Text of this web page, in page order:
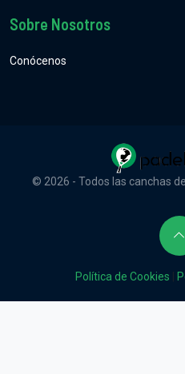
Sobre Nosotros
Conócenos
© 2026 - Todos las canchas
Política de Cookies